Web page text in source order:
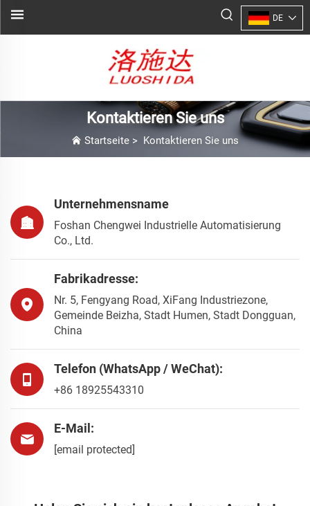
DE
Kontaktieren Sie uns
Startseite > Kontaktieren Sie uns
Unternehmensname
Foshan Chengwei Industrielle Automatisierung
Co., Ltd.
Fabrikadresse:
Nr. 5, Fengyang Road, XiFang Industriezone,
Gemeinde Beizha, Stadt Humen, Stadt Dongguan,
China
Telefon (WhatsApp / WeChat):
+86 18925543310
E-Mail:
[email protected]